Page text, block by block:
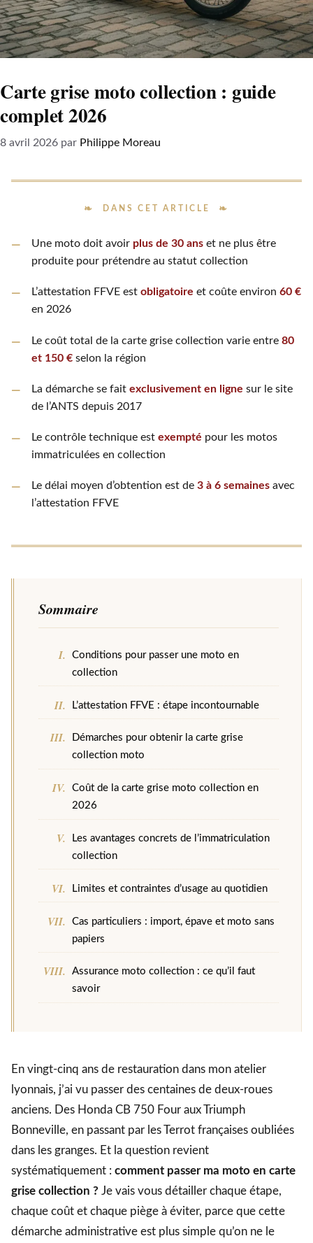
Carte grise moto collection : guide
complet 2026
8 avril 2026 par Philippe Moreau
DANS CET ARTICLE
Une moto doit avoir plus de 30 anset ne plus être
produite pour prétendre au statut collection
L’attestation FFVE est obligatoire et coûte environ 60 €
en 2026
Le coût total de la carte grise collection varie entre 80
et 150 €selon la région
La démarche se fait exclusivement en ligne sur le site
de l’ANTS depuis 2017
Le contrôle technique est exempté pour les motos
immatriculées en collection
Le délai moyen d’obtention est de 3 à 6 semainesavec
l’attestation FFVE
Sommaire
Conditions pour passer une moto en
collection
L’attestation FFVE : étape incontournable
Démarches pour obtenir la carte grise
collection moto
Coût de la carte grise moto collection en
2026
Les avantages concrets de l’immatriculation
collection
Limites et contraintes d’usage au quotidien
Cas particuliers : import, épave et moto sans
papiers
Assurance moto collection : ce qu’il faut
savoir
En vingt-cinq ans de restauration dans mon atelier
lyonnais, j’ai vu passer des centaines de deux-roues
anciens. Des Honda CB 750 Four aux Triumph
Bonneville, en passant par les Terrot françaises oubliées
dans les granges. Et la question revient
systématiquement : comment passer ma moto en carte
grise collection ? Je vais vous détailler chaque étape,
chaque coût et chaque piège à éviter, parce que cette
démarche administrative est plus simple qu’on ne le